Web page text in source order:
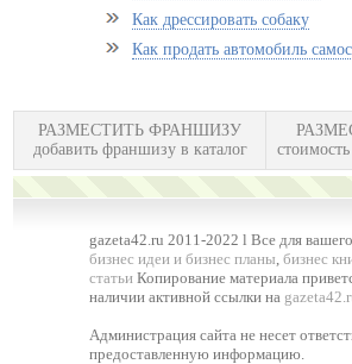
Как дрессировать собаку
Как продать автомобиль
РАЗМЕСТИТЬ ФРАНШИЗУ
добавить франшизу в каталог
gazeta42.ru 2011-2022 l Все для
бизнес идеи и бизнес планы,бизнес
статьи Копирование материала
наличии активной ссылки на
Администрация сайта не несет
предоставленную информацию.